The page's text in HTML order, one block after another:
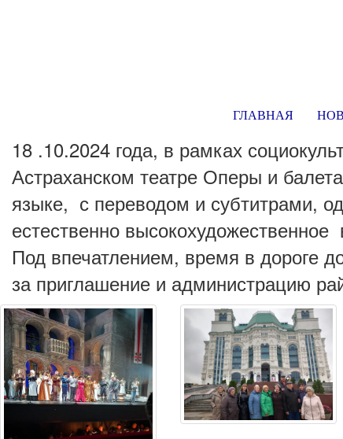
ГЛАВНАЯ
18 .10.2024 года, в рамках
Астраханском театре Оперы и
языке, с переводом и субтитрами,
естественно
Под впечатлением, время в дороге
за приглашение и администрацию